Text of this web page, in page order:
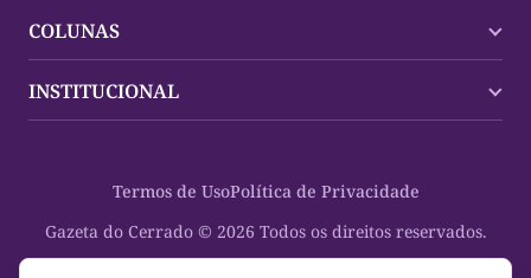
Palmas
Mundo
Oportunidades
Cultura
Saúde
COLUNAS
Policial
Planeta Vivo
Espaço Cidadania
Turistando Gazeta
INSTITUCIONAL
Gazeta do Cerrado © 2026 Todos os direitos reservados.
Termos de UsoPolítica de Privacidade